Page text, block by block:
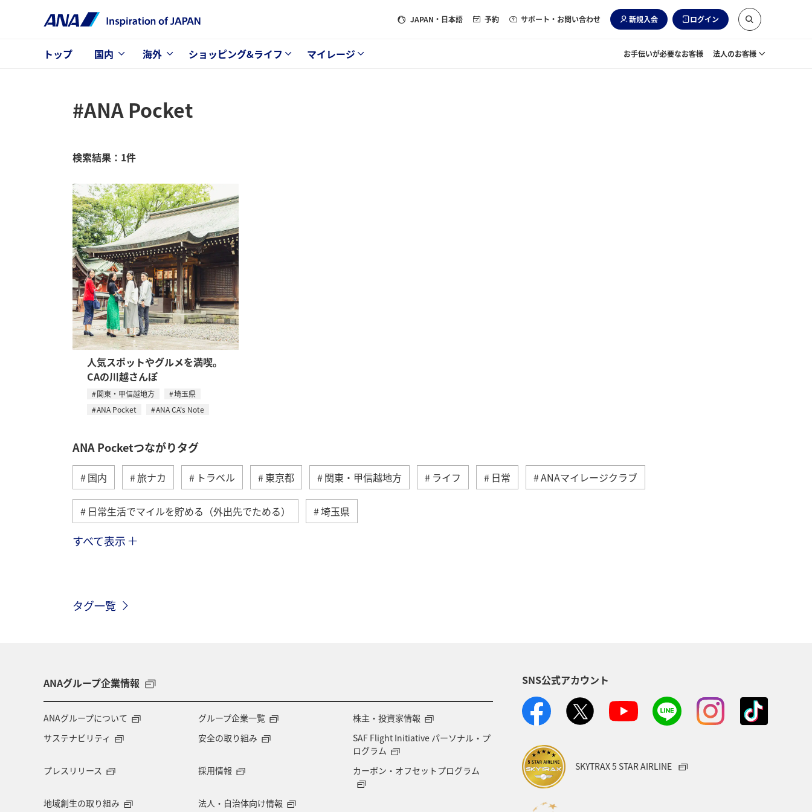
JAPAN ・日本語 予約 サポート・お問い合わせ 新規入会 ログイン
トップ 国内 海外 ショッピング&ライフ マイレージ お手伝いが必要なお客様 法人のお客様
#ANA Pocket
検索結果：1件
人気スポットやグルメを満喫。
CAの川越さんぽ
関東・甲信越地方
埼玉県
ANA Pocket
ANA CA's Note
ANA Pocketつながりタグ
国内 旅ナカ トラベル 東京都 関東・甲信越地方 ライフ 日常 ANAマイレージクラブ
日常生活でマイルを貯める（外出先でためる） 埼玉県
旅マエ
すべて表示
タグ一覧
ANAグループ企業情報
ANAグループについて グループ企業一覧
株主・投資家情報
サステナビリティ
安全の取り組み
SAF Flight Initiative パーソナル・プ
ログラム
プレスリリース
採用情報 カーボン・オフセットプログラム
地域創生の取り組み 法人・自治体向け情報
SNS公式アカウント
SKYTRAX 5 STAR AIRLINE